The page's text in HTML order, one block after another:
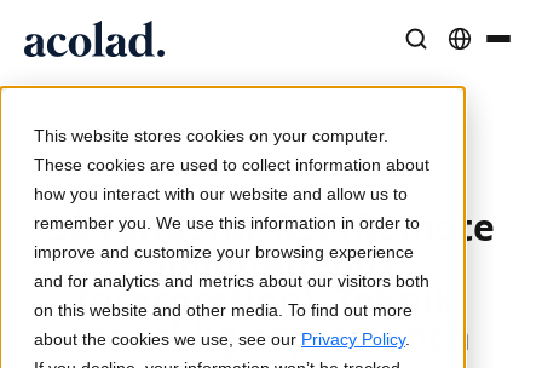
This website stores cookies on your computer.
These cookies are used to collect information about
how you interact with our website and allow us to
remember you. We use this information in order to
improve and customize your browsing experience
and for analytics and metrics about our visitors both
on this website and other media. To find out more
about the cookies we use, see our Privacy Policy.
Översättning
AI-hastighet, mänsklig precision
Tolkning
Sömlös kommunikation var som helst
Lia Translate
Omedelbara översättningar i linje med ert varumärke
Anslutning
Arbetsflödesintegration gjord enkel
Kundcase
Verkliga resultat från våra kunder
Artiklar
Expertperspektiv på globalt innehåll
Om Acolad
Hållbarhet
Partners
2026-04-02
Så fungerar RSI (Remote
Simultaneous
Interpreting): Teknik,
mänsklig expertis och